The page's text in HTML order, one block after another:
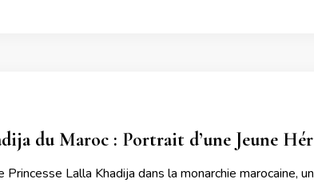
du Maroc : Portrait d’une Jeune
Lalla Khadija dans la monarchie marocaine,